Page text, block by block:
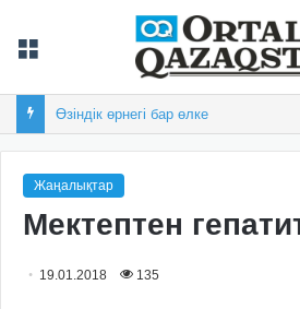
Өзіндік өрнегі бар өлке
Жаңалықтар
Мектептен
19.01.2018 135